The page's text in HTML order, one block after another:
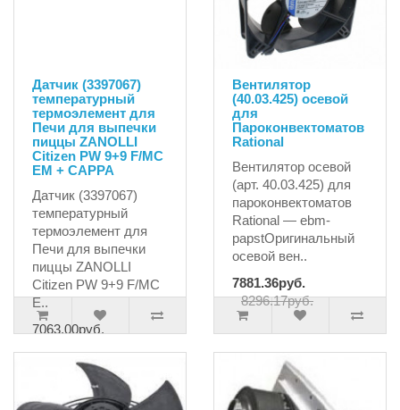
Датчик (3397067)
температурный
термоэлемент для
Печи для выпечки
пиццы ZANOLLI
Citizen PW 9+9 F/MC
EM + CAPPA
Датчик (3397067)
температурный
термоэлемент для
Печи для выпечки
пиццы ZANOLLI
Citizen PW 9+9 F/MC
E..
7063.00руб.
Вентилятор
(40.03.425) осевой
для
Пароконвектоматов
Rational
Вентилятор осевой
(арт. 40.03.425) для
пароконвектоматов
Rational — ebm-
papstОригинальный
осевой вен..
7881.36руб.
8296.17руб.